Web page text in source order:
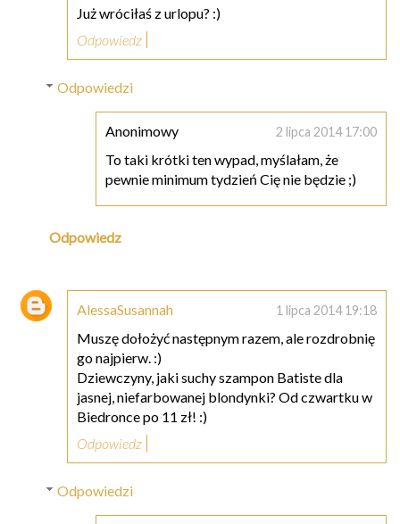
Już wróciłaś z urlopu? :)
Odpowiedz
Odpowiedzi
Anonimowy 2 lipca 2014 17:00
To taki krótki ten wypad, myślałam, że
pewnie minimum tydzień Cię nie będzie ;)
Odpowiedz
AlessaSusannah 1 lipca 2014 19:18
Muszę dołożyć następnym razem, ale rozdrobnię
go najpierw. :)
Dziewczyny, jaki suchy szampon Batiste dla
jasnej, niefarbowanej blondynki? Od czwartku w
Biedronce po 11 zł! :)
Odpowiedz
Odpowiedzi